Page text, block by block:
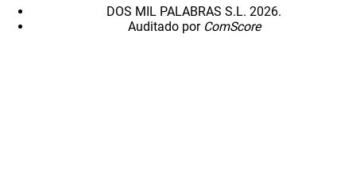
DOS MIL PALABRAS S.L. 2026.
Auditado por ComScore